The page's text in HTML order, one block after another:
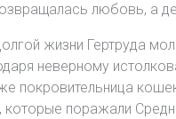
любовь, а
жизни Гертруда
неверному
покровительница
поражали